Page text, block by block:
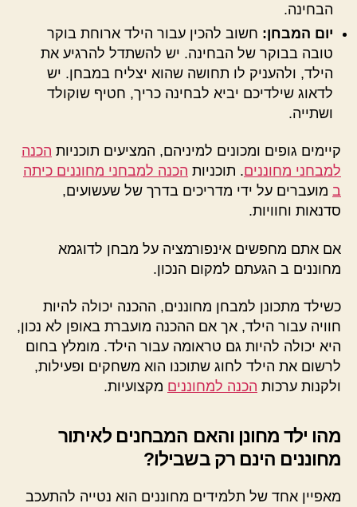
הבחינה.
יום המבחן: חשוב להכין עבור הילד ארוחת בוקר
טובה בבוקר של הבחינה. יש להשתדל להרגיע את
הילד, ולהעניק לו תחושה שהוא יצליח במבחן. יש
לדאוג שילדיכם יביא לבחינה כריך, חטיף שוקולד
ושתייה.
קיימים גופים ומכונים למיניהם, המציעים תוכניות הכנה
למבחני מחוננים. תוכניות הכנה למבחני מחוננים כיתה
ב מועברים על ידי מדריכים בדרך של שעשועים,
סדנאות וחוויות.
אם אתם מחפשים אינפורמציה על מבחן לדוגמא
מחוננים ב הגעתם למקום הנכון.
כשילד מתכונן למבחן מחוננים, ההכנה יכולה להיות
חוויה עבור הילד, אך אם ההכנה מועברת באופן לא נכון,
היא יכולה להיות גם טראומה עבור הילד. מומלץ בחום
לרשום את הילד לחוג שתוכנו הוא משחקים ופעילות,
ולקנות ערכות הכנה למחוננים מקצועיות.
מהו ילד מחונן והאם המבחנים לאיתור
מחוננים הינם רק בשבילו?
מאפיין אחד של תלמידים מחוננים הוא נטייה להתעכב